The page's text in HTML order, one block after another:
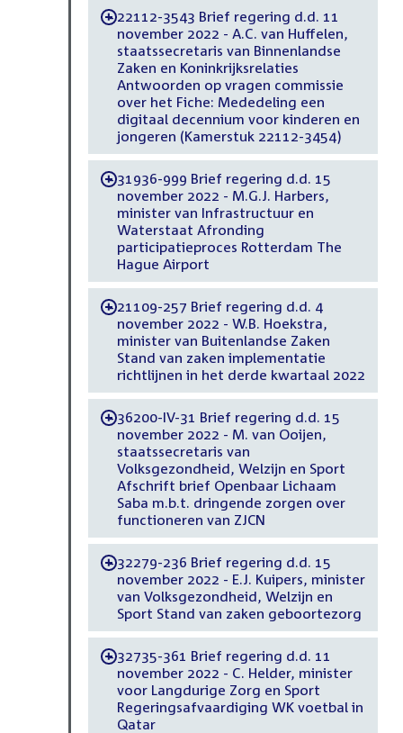
-22112-3543 Brief regering d.d. 11
november 2022 - A.C. van Huffelen,
staatssecretaris van Binnenlandse
Zaken en Koninkrijksrelaties
Antwoorden op vragen commissie
over het Fiche: Mededeling een
digitaal decennium voor kinderen en
jongeren (Kamerstuk 22112-3454)
-31936-999 Brief regering d.d. 15
november 2022 - M.G.J. Harbers,
minister van Infrastructuur en
Waterstaat Afronding
participatieproces Rotterdam The
Hague Airport
-21109-257 Brief regering d.d. 4
november 2022 - W.B. Hoekstra,
minister van Buitenlandse Zaken
Stand van zaken implementatie
richtlijnen in het derde kwartaal 2022
-36200-IV-31 Brief regering d.d. 15
november 2022 - M. van Ooijen,
staatssecretaris van
Volksgezondheid, Welzijn en Sport
Afschrift brief Openbaar Lichaam
Saba m.b.t. dringende zorgen over
functioneren van ZJCN
-32279-236 Brief regering d.d. 15
november 2022 - E.J. Kuipers, minister
van Volksgezondheid, Welzijn en
Sport Stand van zaken geboortezorg
-32735-361 Brief regering d.d. 11
november 2022 - C. Helder, minister
voor Langdurige Zorg en Sport
Regeringsafvaardiging WK voetbal in
Qatar